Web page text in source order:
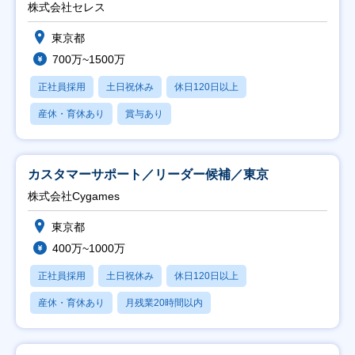
株式会社セレス
東京都
700万~1500万
正社員採用 土日祝休み 休日120日以上
産休・育休あり 賞与あり
カスタマーサポート／リーダー候補／東京
株式会社Cygames
東京都
400万~1000万
正社員採用 土日祝休み 休日120日以上
産休・育休あり 月残業20時間以内